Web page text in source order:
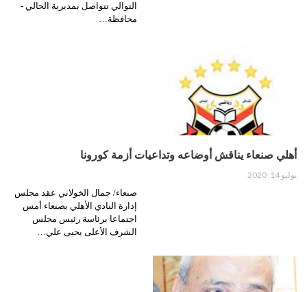
التوالي تتواصل بمديرية الحالي -
محافظة…
أهلي صنعاء يناقش أوضاعه وتداعيات أزمة كورونا
يوليو 14, 2020
صنعاء/ جمال الخولاني عقد مجلس
إدارة النادي الأهلي بصنعاء أمس
اجتماعا برئاسة رئيس مجلس
الشرف الأعلى يحيى علي…